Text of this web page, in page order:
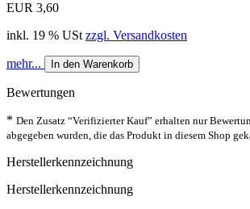
EUR 3,60
inkl. 19 % USt zzgl. Versandkosten
mehr... In den Warenkorb
Bewertungen
* Den Zusatz “Verifizierter Kauf” erhalten nur
abgegeben wurden, die das Produkt in diesem Shop
Herstellerkennzeichnung
Herstellerkennzeichnung